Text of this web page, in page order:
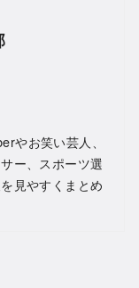
やお笑い芸人、
ー、スポーツ選
見やすくまとめ